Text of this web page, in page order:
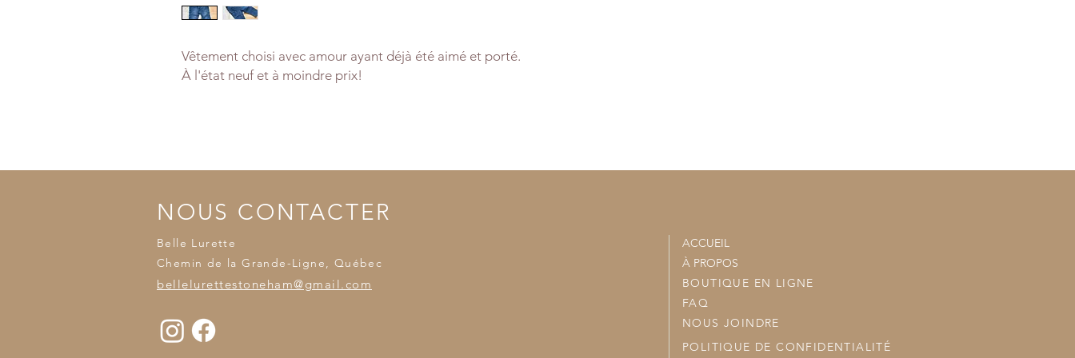
Vêtement choisi avec amour ayant déjà été aimé et porté.
À l'état neuf et à moindre prix!
NOUS CONTACTER
Belle Lurette
Chemin de la Grande-Ligne, Québec
bellelurettestoneham@gmail.com
ACCUEIL
À PROPOS
BOUTIQUE EN LIGNE
FAQ
NOUS JOINDRE
POLITIQUE DE CONFIDENTIALITÉ